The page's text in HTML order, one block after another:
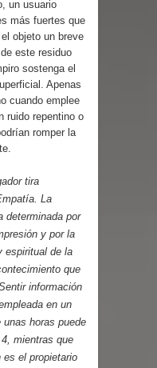
un usuario
más fuertes que
objeto un breve
este residuo
sostenga el
Apenas
cuando emplee
ruido repentino o
romper la
tira
La
determinada por
y por la
espiritual de la
que
información
en un
horas puede
mientras que
es el propietario